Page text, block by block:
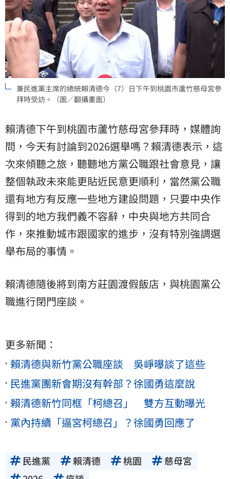
兼民進黨主席的總統賴清德今（7）日下午到桃園市蘆竹慈母宮參
拜時受訪。（圖／翻攝畫面）
賴清德下午到桃園市蘆竹慈母宮參拜時，媒體詢
問，今天有討論到2026選舉嗎？賴清德表示，這
次來傾聽之旅，聽聽地方黨公職跟社會意見，讓
整個執政未來能更貼近民意更順利，當然黨公職
還有地方有反應一些地方建設問題，只要中央作
得到的地方我們義不容辭，中央與地方共同合
作，來推動城市跟國家的進步，沒有特別強調選
舉布局的事情。
賴清德隨後將到南方莊園渡假飯店，與桃園黨公
職進行閉門座談。
更多新聞：
賴清德與新竹黨公職座談 吳崢曝談了這些
民進黨團新會期沒有幹部？徐國勇這麼說
賴清德新竹同框「柯總召」 雙方互動曝光
黨內持續「逼宮柯總召」？徐國勇回應了
民進黨 賴清德 桃園
慈母宮